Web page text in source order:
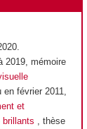
2019, mémoire
février 2011,
et
brillants
, thèse